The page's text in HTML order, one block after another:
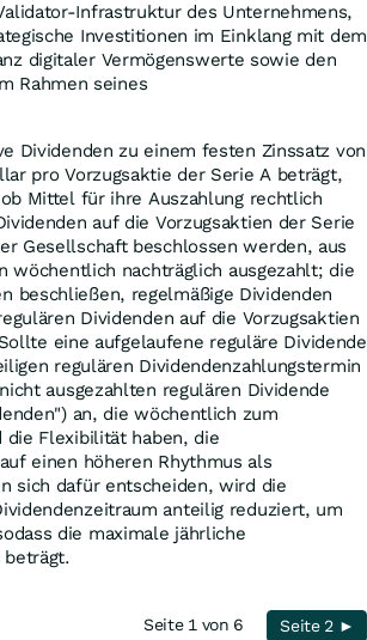
Infrastruktur des Unternehmens,
Investitionen im Einklang mit dem
digitaler Vermögenswerte sowie den
Rahmen seines
Dividenden zu einem festen Zinssatz von
pro Vorzugsaktie der Serie A beträgt,
Mittel für ihre Auszahlung rechtlich
auf die Vorzugsaktien der Serie
Gesellschaft beschlossen werden, aus
wöchentlich nachträglich ausgezahlt; die
beschließen, regelmäßige Dividenden
Dividenden auf die Vorzugsaktien
eine aufgelaufene reguläre Dividende
regulären Dividendenzahlungstermin
ausgezahlten regulären Dividende
an, die wöchentlich zum
die Flexibilität haben, die
einen höheren Rhythmus als
sich dafür entscheiden, wird die
anteilig reduziert, um
die maximale jährliche
beträgt.
Seite 1 von 6 Seite 2 ►